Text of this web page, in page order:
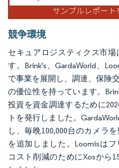
競争環境
セキュアロジスティクス市
す。Brink's、GardaWorld、
で事業を展開し、調達、保険
の優位性を持っています。
投資を資金調達するために
トを発行しました。
し、毎晩100,000台のカメラ
を追加しました。Loomisは
コスト削減のためにXosから